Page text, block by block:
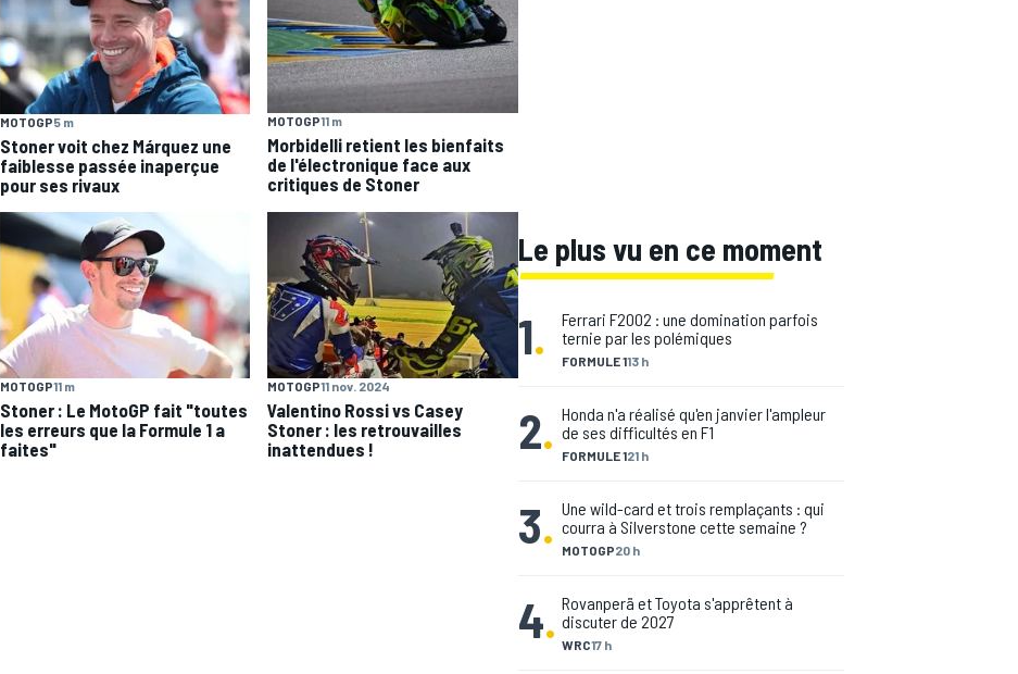
MOTOGP5 m
Stoner voit chez Márquez une
faiblesse passée inaperçue
pour ses rivaux
MOTOGP11 m
Morbidelli retient les bienfaits
de l'électronique face aux
critiques de Stoner
MOTOGP11 m
Stoner : Le MotoGP fait "toutes
les erreurs que la Formule 1 a
faites"
MOTOGP11 nov. 2024
Valentino Rossi vs Casey
Stoner : les retrouvailles
inattendues !
Le plus vu en ce moment
1. FORMULE 113 h
Ferrari F2002 : une domination parfois
ternie par les polémiques
2. FORMULE 121 h
Honda n'a réalisé qu'en janvier l'ampleur
de ses difficultés en F1
3. MOTOGP20 h
Une wild-card et trois remplaçants : qui
courra à Silverstone cette semaine ?
4. WRC17 h
Rovanperä et Toyota s'apprêtent à
discuter de 2027